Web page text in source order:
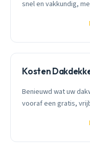
snel en vakkundig,
Kosten
Benieuwd wat uw
vooraf een gratis,